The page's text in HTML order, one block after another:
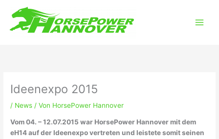
Inhalt
springen
Ideenexpo 2015
/ News / Von HorsePower Hannover
Vom 04. – 12.07.2015 war HorsePower Hannover mit dem
eH14 auf der Ideenexpo vertreten und leistete somit seinen